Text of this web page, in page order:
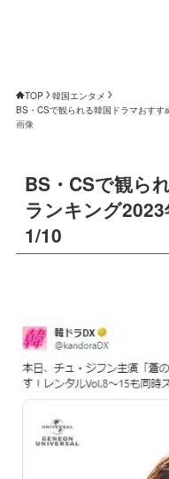
TOP
韓国エンタメ
BS・CSで観られる韓国ドラマおす
画像
BS・CSで観ら
ランキング
1/10